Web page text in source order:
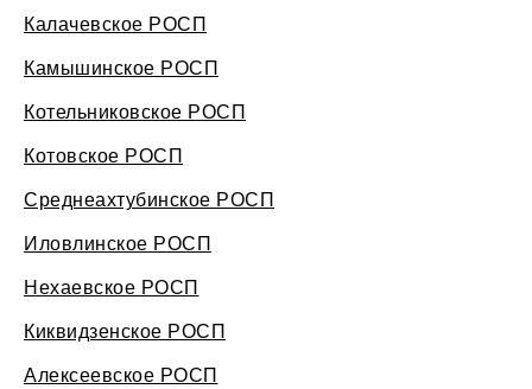
Калачевское РОСП
Камышинское РОСП
Котельниковское РОСП
Котовское РОСП
Среднеахтубинское РОСП
Иловлинское РОСП
Нехаевское РОСП
Киквидзенское РОСП
Алексеевское РОСП